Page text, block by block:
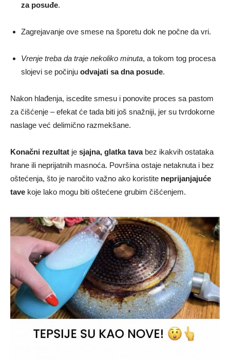
za posuđe.
Zagrejavanje ove smese na šporetu dok ne počne da vri.
Vrenje treba da traje nekoliko minuta, a tokom tog procesa
slojevi se počinju odvajati sa dna posude.
Nakon hlađenja, iscedite smesu i ponovite proces sa pastom
za čišćenje – efekat će tada biti još snažniji, jer su tvrdokorne
naslage već delimično razmekšane.
Konačni rezultat je sjajna, glatka tavabez ikakvih ostataka
hrane ili neprijatnih masnoća. Površina ostaje netaknuta i bez
oštećenja, što je naročito važno ako koristite neprijanjajuće
tave koje lako mogu biti oštećene grubim čišćenjem.